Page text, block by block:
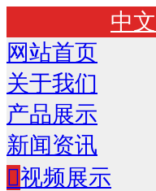
中
网站首页
关于我们
产品展示
新闻资讯
视频展示